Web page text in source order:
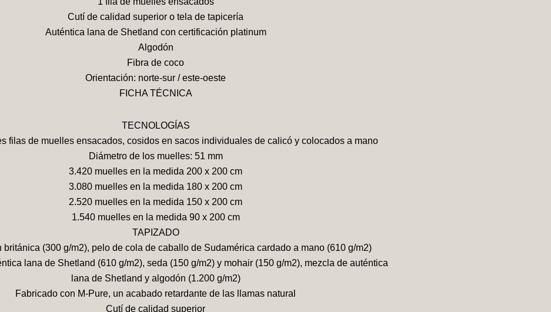
Cutí de calidad superior o tela de tapicería
Auténtica lana de Shetland con certificación platinum
Algodón
Fibra de coco
Orientación: norte-sur / este-oeste
FICHA TÉCNICA
TECNOLOGÍAS
filas de muelles ensacados, cosidos en sacos individuales de calicó y colocados a mano
Diámetro de los muelles: 51 mm
3.420 muelles en la medida 200 x 200 cm
3.080 muelles en la medida 180 x 200 cm
2.520 muelles en la medida 150 x 200 cm
1.540 muelles en la medida 90 x 200 cm
TAPIZADO
británica (300 g/m2), pelo de cola de caballo de Sudamérica cardado a mano (610 g/m2)
lana de Shetland (610 g/m2), seda (150 g/m2) y mohair (150 g/m2), mezcla de auténtica
lana de Shetland y algodón (1.200 g/m2)
Fabricado con M-Pure, un acabado retardante de las llamas natural
Cutí de calidad superior